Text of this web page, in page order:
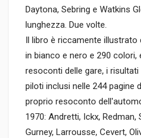
Daytona, Sebring e Watkins
lunghezza. Due volte.
Il libro è riccamente
in bianco e nero e 290
resoconti delle gare, i
piloti inclusi nelle 244 pagine
proprio resoconto
1970: Andretti, Ickx,
Gurney, Larrousse, Cevert,